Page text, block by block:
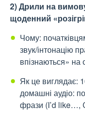
2) Дрили на
щоденний
Чому:
звук/інтонацію
впізнаються» на
Як це виглядає:
домашні аудіо:
фрази (I’d like…,